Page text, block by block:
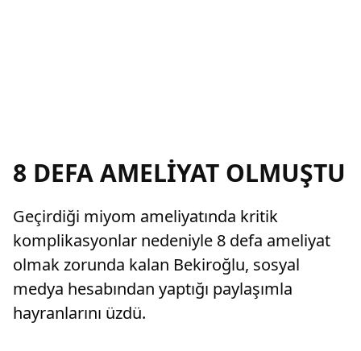
8 DEFA AMELİYAT OLMUŞTU
Geçirdiği miyom ameliyatında kritik
komplikasyonlar nedeniyle 8 defa ameliyat
olmak zorunda kalan Bekiroğlu, sosyal
medya hesabından yaptığı paylaşımla
hayranlarını üzdü.